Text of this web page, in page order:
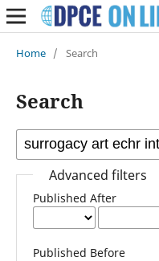
Home / Search
Search
Advanced filters
Published After
Published Before